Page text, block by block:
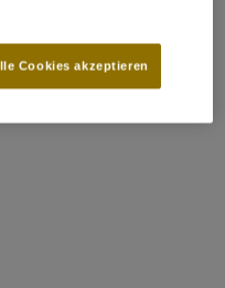
Cookies akzeptieren